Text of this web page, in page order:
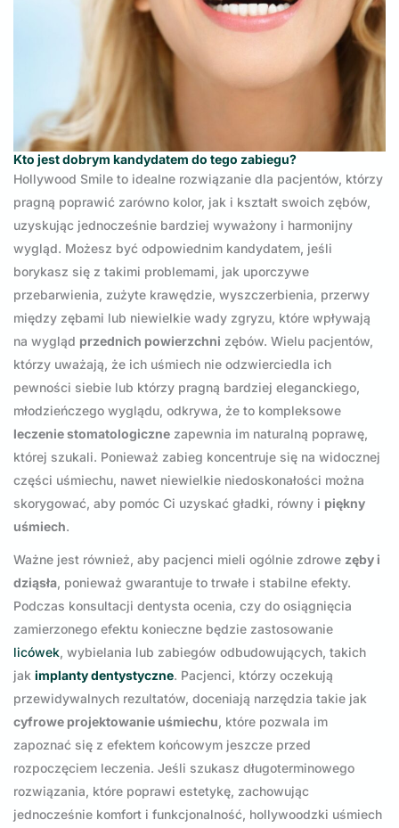
Kto jest dobrym kandydatem do tego zabiegu?
Hollywood Smile to idealne rozwiązanie dla pacjentów, którzy
pragną poprawić zarówno kolor, jak i kształt swoich zębów,
uzyskując jednocześnie bardziej wyważony i harmonijny
wygląd. Możesz być odpowiednim kandydatem, jeśli
borykasz się z takimi problemami, jak uporczywe
przebarwienia, zużyte krawędzie, wyszczerbienia, przerwy
między zębami lub niewielkie wady zgryzu, które wpływają
na wygląd przednich powierzchni zębów. Wielu pacjentów,
którzy uważają, że ich uśmiech nie odzwierciedla ich
pewności siebie lub którzy pragną bardziej eleganckiego,
młodzieńczego wyglądu, odkrywa, że to kompleksowe
leczenie stomatologiczne zapewnia im naturalną poprawę,
której szukali. Ponieważ zabieg koncentruje się na widocznej
części uśmiechu, nawet niewielkie niedoskonałości można
skorygować, aby pomóc Ci uzyskać gładki, równy i piękny
uśmiech.
Ważne jest również, aby pacjenci mieli ogólnie zdrowe zęby i
dziąsła, ponieważ gwarantuje to trwałe i stabilne efekty.
Podczas konsultacji dentysta ocenia, czy do osiągnięcia
zamierzonego efektu konieczne będzie zastosowanie
licówek, wybielania lub zabiegów odbudowujących, takich
jak implanty dentystyczne. Pacjenci, którzy oczekują
przewidywalnych rezultatów, doceniają narzędzia takie jak
cyfrowe projektowanie uśmiechu, które pozwala im
zapoznać się z efektem końcowym jeszcze przed
rozpoczęciem leczenia. Jeśli szukasz długoterminowego
rozwiązania, które poprawi estetykę, zachowując
jednocześnie komfort i funkcjonalność, hollywoodzki uśmiech